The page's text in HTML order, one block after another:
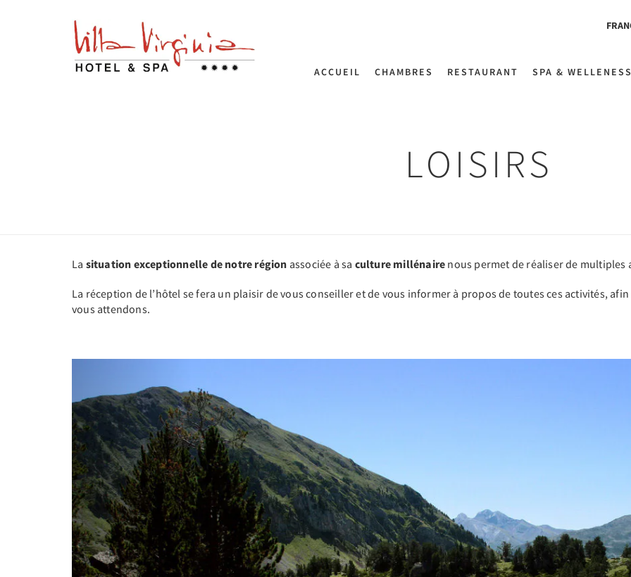
ACCUEIL CHAMBRES RESTAURANT SPA &
LOISIRS
La situation exceptionnelle de notre région associée à sa culture millénaire nous permet de réaliser de
La réception de l’hôtel se fera un plaisir de vous conseiller et de vous informer à propos de toutes ces activités,
vous attendons.